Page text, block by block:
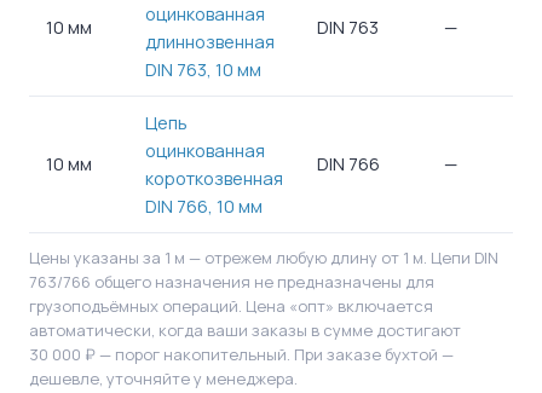
10 мм
оцинкованная
длиннозвенная
DIN 763, 10 мм
DIN 763 —
10 мм
Цепь
оцинкованная
короткозвенная
DIN 766, 10 мм
DIN 766 —
Цены указаны за 1 м — отрежем любую длину от 1 м. Цепи DIN
763/766 общего назначения не предназначены для
грузоподъёмных операций. Цена «опт» включается
автоматически, когда ваши заказы в сумме достигают
30 000 ₽ — порог накопительный. При заказе бухтой —
дешевле, уточняйте у менеджера.